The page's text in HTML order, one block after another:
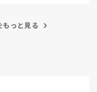
もっと見る